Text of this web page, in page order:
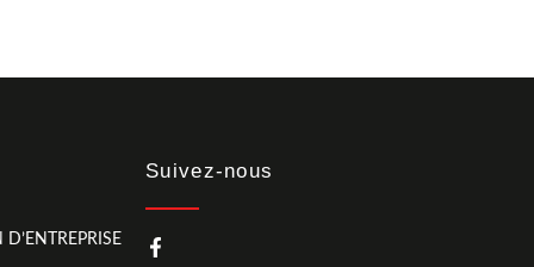
Suivez-nous